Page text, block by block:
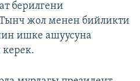
берилгени
жол менен бийликти
ишке ашуусуна